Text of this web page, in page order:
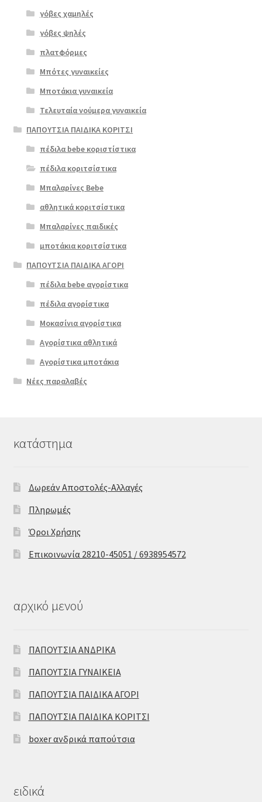
γή
γόβες χαμηλές
γόβες ψηλές
πλατφόρμες
Μπότες γυναικείες
Μποτάκια γυναικεία
Τελευταία νούμερα γυναικεία
ΠΑΠΟΥΤΣΙΑ ΠΑΙΔΙΚΑ ΚΟΡΙΤΣΙ
πέδιλα bebe κοριστίστικα
πέδιλα κοριτσίστικα
Μπαλαρίνες Bebe
αθλητικά κοριτσίστικα
Μπαλαρίνες παιδικές
μποτάκια κοριτσίστικα
ΠΑΠΟΥΤΣΙΑ ΠΑΙΔΙΚΑ ΑΓΟΡΙ
πέδιλα bebe αγορίστικα
πέδιλα αγορίστικα
Μοκασίνια αγορίστικα
Αγορίστικα αθλητικά
Αγορίστικα μποτάκια
Νέες παραλαβές
κατάστημα
Δωρεάν Αποστολές-Αλλαγές
Πληρωμές
Όροι Χρήσης
Επικοινωνία 28210-45051 / 6938954572
αρχικό μενού
ΠΑΠΟΥΤΣΙΑ ΑΝΔΡΙΚΑ
ΠΑΠΟΥΤΣΙΑ ΓΥΝΑΙΚΕΙΑ
ΠΑΠΟΥΤΣΙΑ ΠΑΙΔΙΚΑ ΑΓΟΡΙ
ΠΑΠΟΥΤΣΙΑ ΠΑΙΔΙΚΑ ΚΟΡΙΤΣΙ
boxer ανδρικά παπούτσια
ειδικά